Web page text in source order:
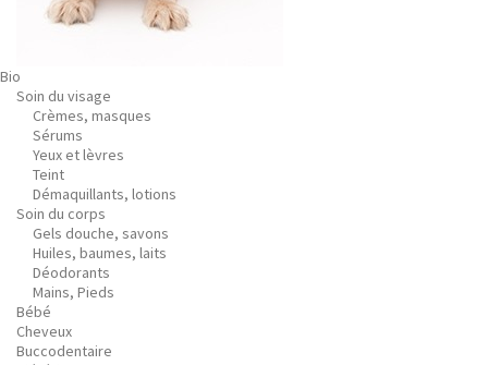
Bio
Soin du visage
Crèmes, masques
Sérums
Yeux et lèvres
Teint
Démaquillants, lotions
Soin du corps
Gels douche, savons
Huiles, baumes, laits
Déodorants
Mains, Pieds
Bébé
Cheveux
Buccodentaire